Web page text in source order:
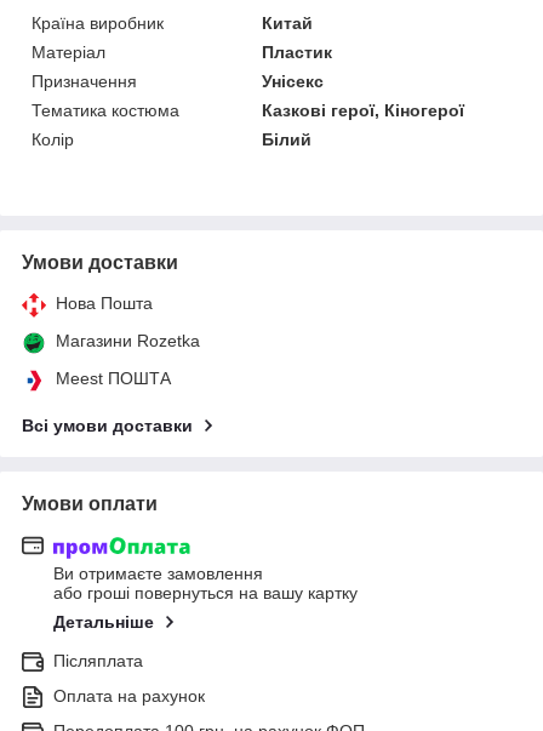
Країна виробник
Китай
Матеріал
Пластик
Призначення
Унісекс
Тематика костюма
Казкові герої, Кіногерої
Колір
Білий
Умови доставки
Нова Пошта
Магазини Rozetka
Meest ПОШТА
Всі умови доставки
Умови оплати
Ви отримаєте замовлення
або гроші повернуться на вашу картку
Детальніше
Післяплата
Оплата на рахунок